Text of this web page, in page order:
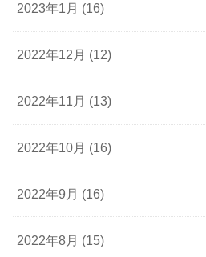
2023年1月 (16)
2022年12月 (12)
2022年11月 (13)
2022年10月 (16)
2022年9月 (16)
2022年8月 (15)